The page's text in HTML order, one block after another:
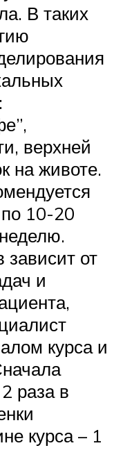
В таких
верхней
на животе.
10-20
зависит от
и
курса и
раза в
курса – 1